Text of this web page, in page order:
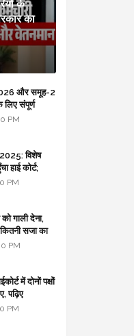
के
का
और समूह-2
संपूर्ण
PM
2025: विशेष
हाई कोर्ट;
PM
गाली देना,
सजा का
advice
PM
में दोनों पक्षों
पढ़िए
PM